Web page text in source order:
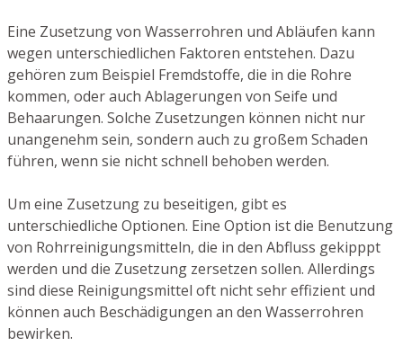
Eine Zusetzung von Wasserrohren und Abläufen kann
wegen unterschiedlichen Faktoren entstehen. Dazu
gehören zum Beispiel Fremdstoffe, die in die Rohre
kommen, oder auch Ablagerungen von Seife und
Behaarungen. Solche Zusetzungen können nicht nur
unangenehm sein, sondern auch zu großem Schaden
führen, wenn sie nicht schnell behoben werden.
Um eine Zusetzung zu beseitigen, gibt es
unterschiedliche Optionen. Eine Option ist die Benutzung
von Rohrreinigungsmitteln, die in den Abfluss gekipppt
werden und die Zusetzung zersetzen sollen. Allerdings
sind diese Reinigungsmittel oft nicht sehr effizient und
können auch Beschädigungen an den Wasserrohren
bewirken.